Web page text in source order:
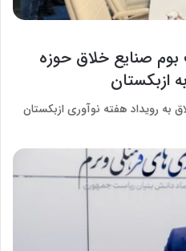
صنایع خلاق حوزه
ازبکستان
رویداد هفته نوآوری ازبکستان